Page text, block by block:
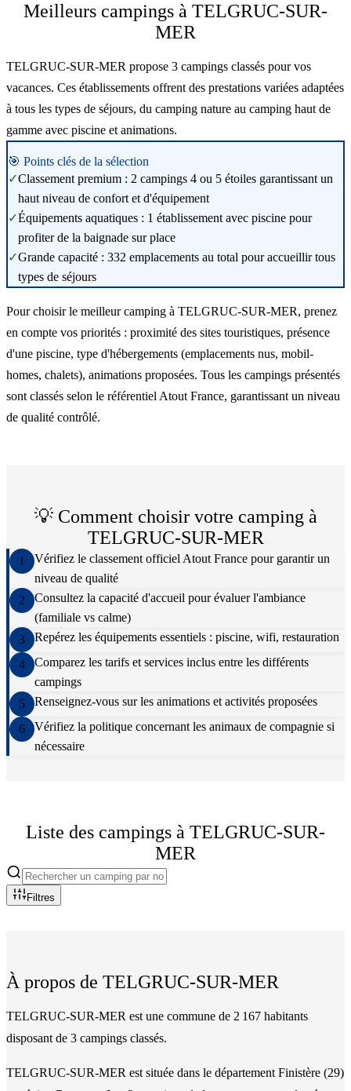
Meilleurs campings à TELGRUC-SUR-
MER
TELGRUC-SUR-MER propose 3 campings classés pour vos
vacances. Ces établissements offrent des prestations variées adaptées
à tous les types de séjours, du camping nature au camping haut de
gamme avec piscine et animations.
🎯 Points clés de la sélection
✓Classement premium : 2 campings 4 ou 5 étoiles garantissant un
haut niveau de confort et d'équipement
✓Équipements aquatiques : 1 établissement avec piscine pour
profiter de la baignade sur place
✓Grande capacité : 332 emplacements au total pour accueillir tous
types de séjours
Pour choisir le meilleur camping à TELGRUC-SUR-MER, prenez
en compte vos priorités : proximité des sites touristiques, présence
d'une piscine, type d'hébergements (emplacements nus, mobil-
homes, chalets), animations proposées. Tous les campings présentés
sont classés selon le référentiel Atout France, garantissant un niveau
de qualité contrôlé.
💡 Comment choisir votre camping à
TELGRUC-SUR-MER
1
Vérifiez le classement officiel Atout France pour garantir un
niveau de qualité
2
Consultez la capacité d'accueil pour évaluer l'ambiance
(familiale vs calme)
3
Repérez les équipements essentiels : piscine, wifi, restauration
4
Comparez les tarifs et services inclus entre les différents
campings
5
Renseignez-vous sur les animations et activités proposées
6
Vérifiez la politique concernant les animaux de compagnie si
nécessaire
Liste des campings à TELGRUC-SUR-
MER
Filtres
À propos de TELGRUC-SUR-MER
TELGRUC-SUR-MER est une commune de 2 167 habitants
disposant de 3 campings classés.
TELGRUC-SUR-MER est située dans le département Finistère (29)